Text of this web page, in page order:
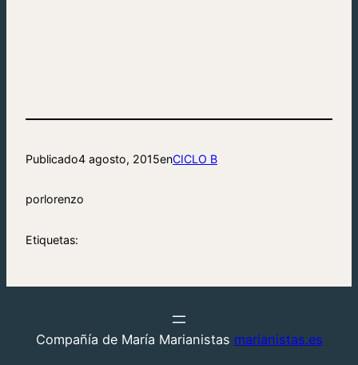
Publicado4 agosto, 2015enCICLO B
porlorenzo
Etiquetas:
Compañía de María Marianistas marianistas.es